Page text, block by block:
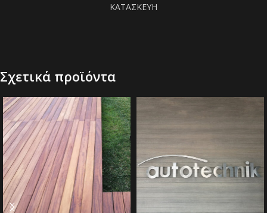
ΚΑΤΑΣΚΕΥΗ
Σχετικά προϊόντα